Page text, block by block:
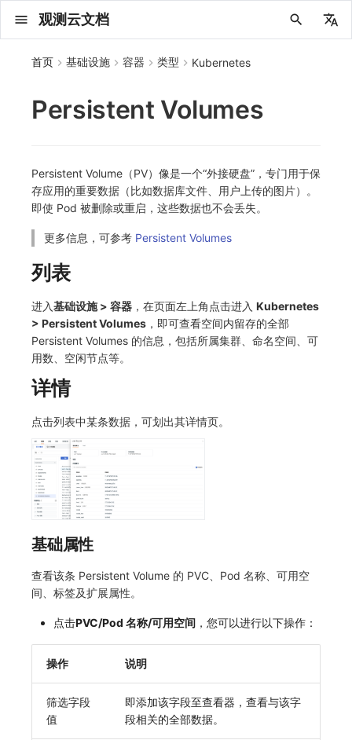
观测云文档
2025 年
2023 年
2022 年
2021 年
2020 年
2019 年
概念先解
注册免费版 从官网注册商业版
版本区分
常见问题
安装并使用 DataKit 在 Linux 上安装
在 macOS 上安装
在 Kubernetes 上安装
以 Kubernetes helm 方式安装
Datakit Operator
开始使用监控器
开启 APM 链路追踪
更新日志 2025
主机安装
批量安装
离线安装
DataKit 使用
服务管理
更新
DQL 查询
其它命令
虚拟互联网接入
性能展示
DataKit 配置
主配置
选举配置
代理配置
DataKit Operator
DataKit 开发手册
HTTP API
DQL 查询入口
高级函数
DBSCAN
DQL VS 其它查询语言
PromQL 快速上手
管理 Pipelines 快速开始
Platypus 语法
内置函数
附加功能
仪表板 列表管理
图表类型
图表查询
图表 JSON
图表链接
视图变量
变量查询
查看器
快速搭建
页面管理
内置视图
绑定内置视图
常见问题
创建/编辑笔记
所有事件
变更事件
智能监控事件
事件详情
常见问题
创建错误投递规则
错误规则详情
常见问题
创建 Issue
分析看板
配置管理
等级定义
通知策略
故障列表
故障分析看板
配置管理
等级定义
故障自动分析
故障聚合规则
Webhook配置
常见问题
网络流
网络路径
数据上报
新建实体对象
实体详情
实体类型管理
全景拓扑图
指标采集
指标管理
生成指标
常见问题
日志采集
小程序日志采集
日志查看器
日志列表
BPF 网络日志
错误追踪
日志索引
外部索引
跨工作空间索引查询
数据采集 关联 Web 应用访问
应用性能监测关联日志
性能指标
服务详情
分析看板
手动安装
查看器
错误追踪
Profiling
Web 应用接入
SSR 框架下接入
Electron 应用接入
采集数据说明
用户操作 Action
自定义数据与事件
WebSocket 长连接采集
更新日志
远程配置与强制采样
基于 Uniapp 开发框架的小程序接入
应用数据采集
Android
更新日志
应用接入
配置说明
高级场景
故障排查
iOS/tvOS/macOS
更新日志
快速开始
应用接入
配置说明
应用数据采集
故障排查
HarmonyOS
更新日志
应用接入
配置说明
高级场景
故障排查
React Native
更新日志
应用接入
配置说明
高级场景
故障排查
Flutter
更新日志
应用接入
配置说明
高级场景
故障排查
UniApp
更新日志
应用接入
配置说明
高级场景
故障排查
快速开始
配置说明
高级场景
应用数据采集
更新日志
应用接入
配置说明
框架接入
应用数据采集
故障排查
快速开始
配置说明
高级场景
应用数据采集
Unity
快速开始
配置说明
高级场景
故障排查
查看器
Session（会话）
Resource（资源）
Action（操作）
Long Task（长任务）
分析看板
会话重放
Web
会话热图
数据访问
SourceMap
SourceMap 配置
Webpack 上传 sourcemap
Vite 上传 sourcemap
数据拦截与修改
内容安全策略
拨测任务 API 拨测
多步拨测
浏览器拨测
查看器
自建节点管理
常见问题
新建检测规则 官方检测库
执行日志
语法
数据采集
监控器 官方模板库
自定义模板库
监控器列表
恢复监控器
真值表
事件等级
应用智能检测
主机智能检测
Kubernetes 智能检测
日志智能检测
新建 SLO
SLO 详情
静默管理
告警策略
新建告警策略
告警聚合通知模板
通知对象管理
钉钉机器人
飞书机器人
Webhook 自定义
简单 HTTP 请求
语音电话
Slack
常见问题
账号设置
其他设置
空间设置
关键指标
日志延迟可见
MFA 管理
属性声明
字段管理
全局标签
邀请成员
角色管理
权限清单
API Keys 管理
Open API
Client Token 管理
黑名单
数据转发
新建转发规则
FAQ
正则表达式
模版库
分享管理
创建扫描规则
SAML
角色映射
常见问题
Status Page
应用列表 新建 Agent 监测应用
分析看板
查看器 搜索
时间控件
维度分析
显示列
保存快照
Obsy Copilot 可观测分析
资源生成
知识服务
Agent 管理 Agent 创建
Agent 服务运维
Agent 正向代理配置
技能
消息渠道
Agent 协作（A2A）
自动化
任务接入
用量统计
Agent 版本历史
Obscli
OWL CLI 手动安装
快速开始
工具清单
命令参考
快速开始
故障排查
公共请求参数
接口签名认证
使用限制
请求示例
OpenAPI SDK
公共错误定义
仪表板
笔记
新版笔记
查看器
服务管理
服务性能
未恢复事件列出
手动恢复事件
创建事件
频道
日程
配置管理
故障中心
故障列表
配置管理
错误中心
错误中心
基础设施
基础设施
统一目录
实体列表
聚类查询
数据转发
数据访问
获取指标集相关信息
用户访问监测
应用
拨测任务
监控器
智能巡检
静默配置
告警策略
应用
字段管理
成员管理
角色管理
API Key 管理
Pipelines
数据访问
工作空间自定义配置
账号管理
列出
分享
删除
取消快照/图表分享
DQL 数据异步查询
DQL 数据查询
同组织 Trace 查询
列出
获取账单计费项消费累计
获取账户余额
作废认证 code
获取时序趋势图
Func 托管版 AWS
华为云
腾讯云
Azure
外部数据源
一般图表数据返回
脚本市场
基础
数据存储策略 计费产生逻辑
企业版
常见问题
费用结算方式 费用中心账号结算
亚马逊云账号结算
华为云账号结算
注册与版本
名词解释
账户概览
支持中心
账单管理
账户管理
工作空间管理
常见问题
发布历史 2025 年
2023 年
2022 年
产品部署
部署必读
基础设施部署
开始安装
激活产品
部署方案
开始使用
如何开始
SSO 管理
管理后台手册
运维手册
部署配置手册
使用FAQ
升级观测云
容量规划
扩展使用
计量数据结构与使用
公共请求参数
签名认证
前台账号
列出
新增
修改
启用/禁用
修改品牌标识
管理后台账号
列出
获取
修改
启用/禁用
工作空间成员
列出
修改
更换空间拥有者
工作空间
列出
获取
轮换工作空间 Token
修改
删除
使用量限制查询
获取图片相关资源
工作空间-索引模板配置
工作空间 API Key
新建
修改
列出
删除
初始化并获取
列出
批量删除
列出
Issue
获取
分组管理
列出
修改
管理工作空间
删除
Issue 等级
有效的等级列表
模板管理
模版-列出
模版-导入自定义系统模版
模版-删除自定义模版
模版-批量删除自定义模版
数据查询
DQL数据查询
添加映射配置
映射配置列出
删除映射配置
开关状态设置
场景-仪表板
标识ID导入
apm 服务列出
DataKit清单
在线 Datakit 列表
关于内置角色的说明
拓扑图图表接口
单位说明
飞书 SSO（OIDC）配置说明
SourceMap 分片上传
部署版跨站点授权
同组织跨工作空间 Trace 查询
观测云商业版订阅协议
观测云免费版订阅协议
观测云 SaaS 服务等级协议
法律声明
数据安全保密协议
数据安全协议
观测云费用中心用户充值协议
观测云移动 SDK 隐私政策
数据处理协议（DPA）
观测云账号注销须知
观测云费用中心账号注销须知
观测云 Obsy AI 智能服务使用协议
首页 基础设施 容器 类型 Kubernetes
Persistent Volumes
Persistent Volume（PV）像是一个“外接硬盘”，专门用于保
存应用的重要数据（比如数据库文件、用户上传的图片）。
即使 Pod 被删除或重启，这些数据也不会丢失。
更多信息，可参考 Persistent Volumes
列表
进入基础设施 > 容器 ，在页面左上角点击进入 Kubernetes
> Persistent Volumes ，即可查看空间内留存的全部
Persistent Volumes 的信息，包括所属集群、命名空间、可
用数、空闲节点等。
详情
点击列表中某条数据，可划出其详情页。
基础属性
查看该条 Persistent Volume 的 PVC、Pod 名称、可用空
间、标签及扩展属性。
点击PVC/Pod 名称/可用空间，您可以进行以下操作：
操作 说明
筛选字段
值
即添加该字段至查看器，查看与该字
段相关的全部数据。